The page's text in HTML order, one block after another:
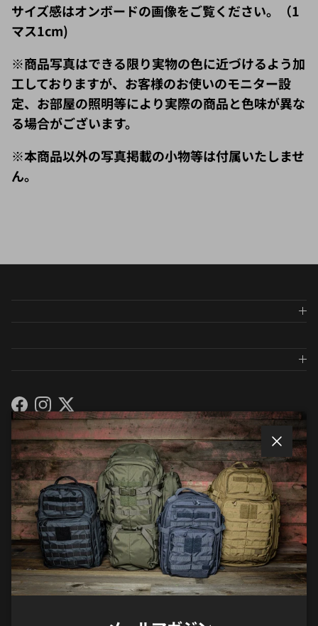
サイズ感はオンボードの画像をご覧ください。（1
マス1cm)
※商品写真はできる限り実物の色に近づけるよう加
工しておりますが、お客様のお使いのモニター設
定、お部屋の照明等により実際の商品と色味が異な
る場合がございます。
※本商品以外の写真掲載の小物等は付属いたしませ
ん。
Facebook
Instagram
Twitter
メールマガジンに登録しましょう
メールマガジンでは、入荷や商品紹介のお知らせ等
が一早く届きます。
サブスクリプションする
閉じる